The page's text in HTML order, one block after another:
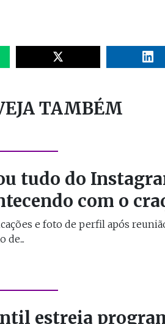
TAMBÉM
tudo do
com o
e foto de perfil após
de...
estreia